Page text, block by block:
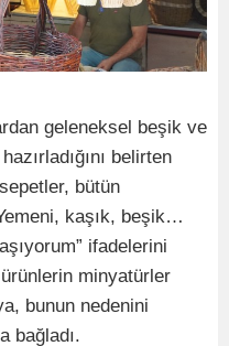
geleneksel beşik ve
belirten
bütün
kaşık, beşik…
ifadelerini
minyatürler
bunun nedenini
bağladı.